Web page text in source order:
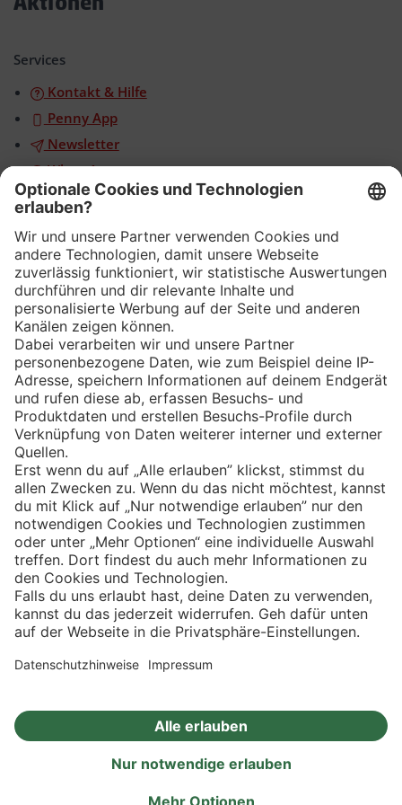
Aktionen Rezepte
Services
Kontakt & Hilfe
Penny App
Newsletter
WhatsApp
App
Eishockey
Impressum
Privatsphäre-Einstellungen